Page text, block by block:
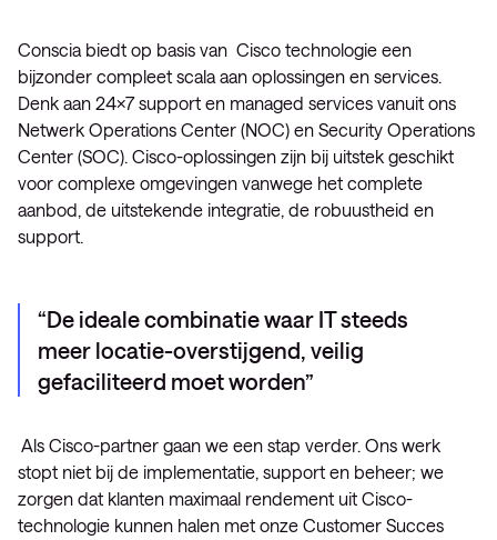
Conscia biedt op basis van Cisco technologie een
bijzonder compleet scala aan oplossingen en services.
Denk aan 24×7 support en managed services vanuit ons
Netwerk Operations Center (NOC) en Security Operations
Center (SOC). Cisco-oplossingen zijn bij uitstek geschikt
voor complexe omgevingen vanwege het complete
aanbod, de uitstekende integratie, de robuustheid en
support.
De ideale combinatie waar IT steeds
meer locatie-overstijgend, veilig
gefaciliteerd moet worden
Als Cisco-partner gaan we een stap verder. Ons werk
stopt niet bij de implementatie, support en beheer; we
zorgen dat klanten maximaal rendement uit Cisco-
technologie kunnen halen met onze Customer Succes